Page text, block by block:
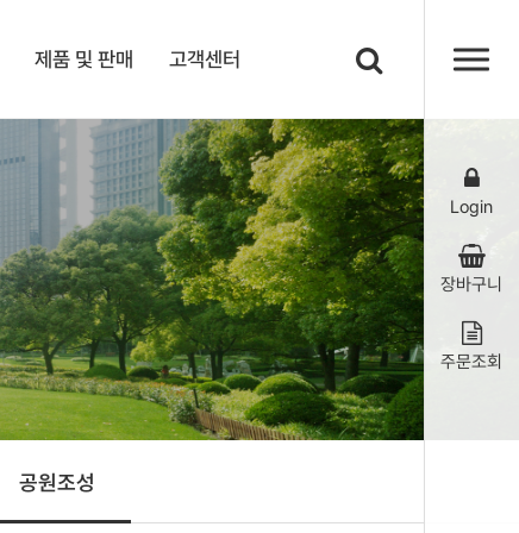
제품 및 판매 고객센터
Login
장바구니
주문조회
공원조성